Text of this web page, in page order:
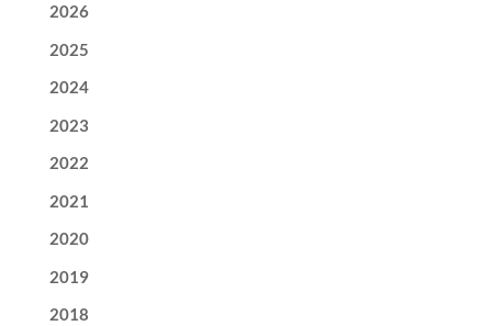
2026
2025
2024
2023
2022
2021
2020
2019
2018